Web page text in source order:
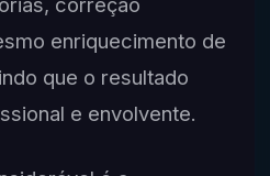
enriquecimento de
que o resultado
e envolvente.